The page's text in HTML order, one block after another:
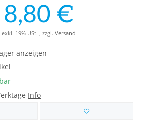
8,80 €
exkl. 19% USt. , zzgl. Versand
anzeigen
Info